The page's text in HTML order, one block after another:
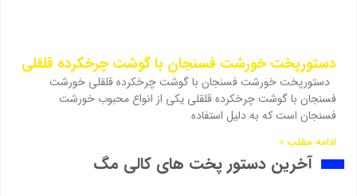
دستورپخت خورشت فسنجان با گوشت چرخکرده قلقلی
دستورپخت خورشت فسنجان با گوشت چرخکرده قلقلی خورشت
فسنجان با گوشت چرخکرده قلقلی یکی از انواع محبوب خورشت
فسنجان است که به دلیل استفاده
ادامه مطلب »
آخرین دستور پخت های کالی مگ